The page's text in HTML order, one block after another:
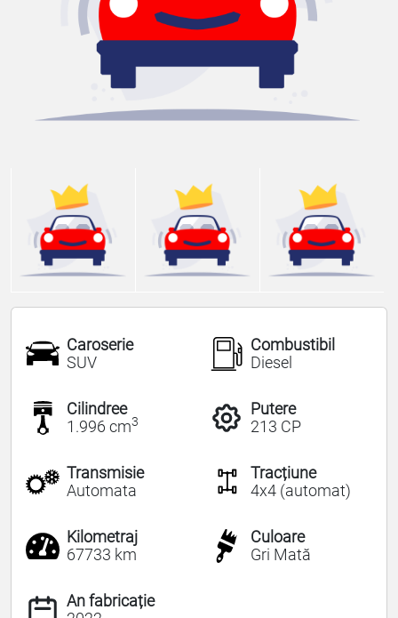
Caroserie
SUV
Combustibil
Diesel
Cilindree
1.996 cm3
Putere
213 CP
Transmisie
Automata
Tracțiune
4x4 (automat)
Kilometraj
67733 km
Culoare
Gri Mată
An fabricație